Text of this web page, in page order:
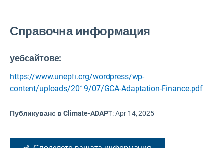
Справочна информация
уебсайтове:
https://www.unepfi.org/wordpress/wp-
content/uploads/2019/07/GCA-Adaptation-Finance.pdf
Публикувано в Climate-ADAPT:Apr 14, 2025